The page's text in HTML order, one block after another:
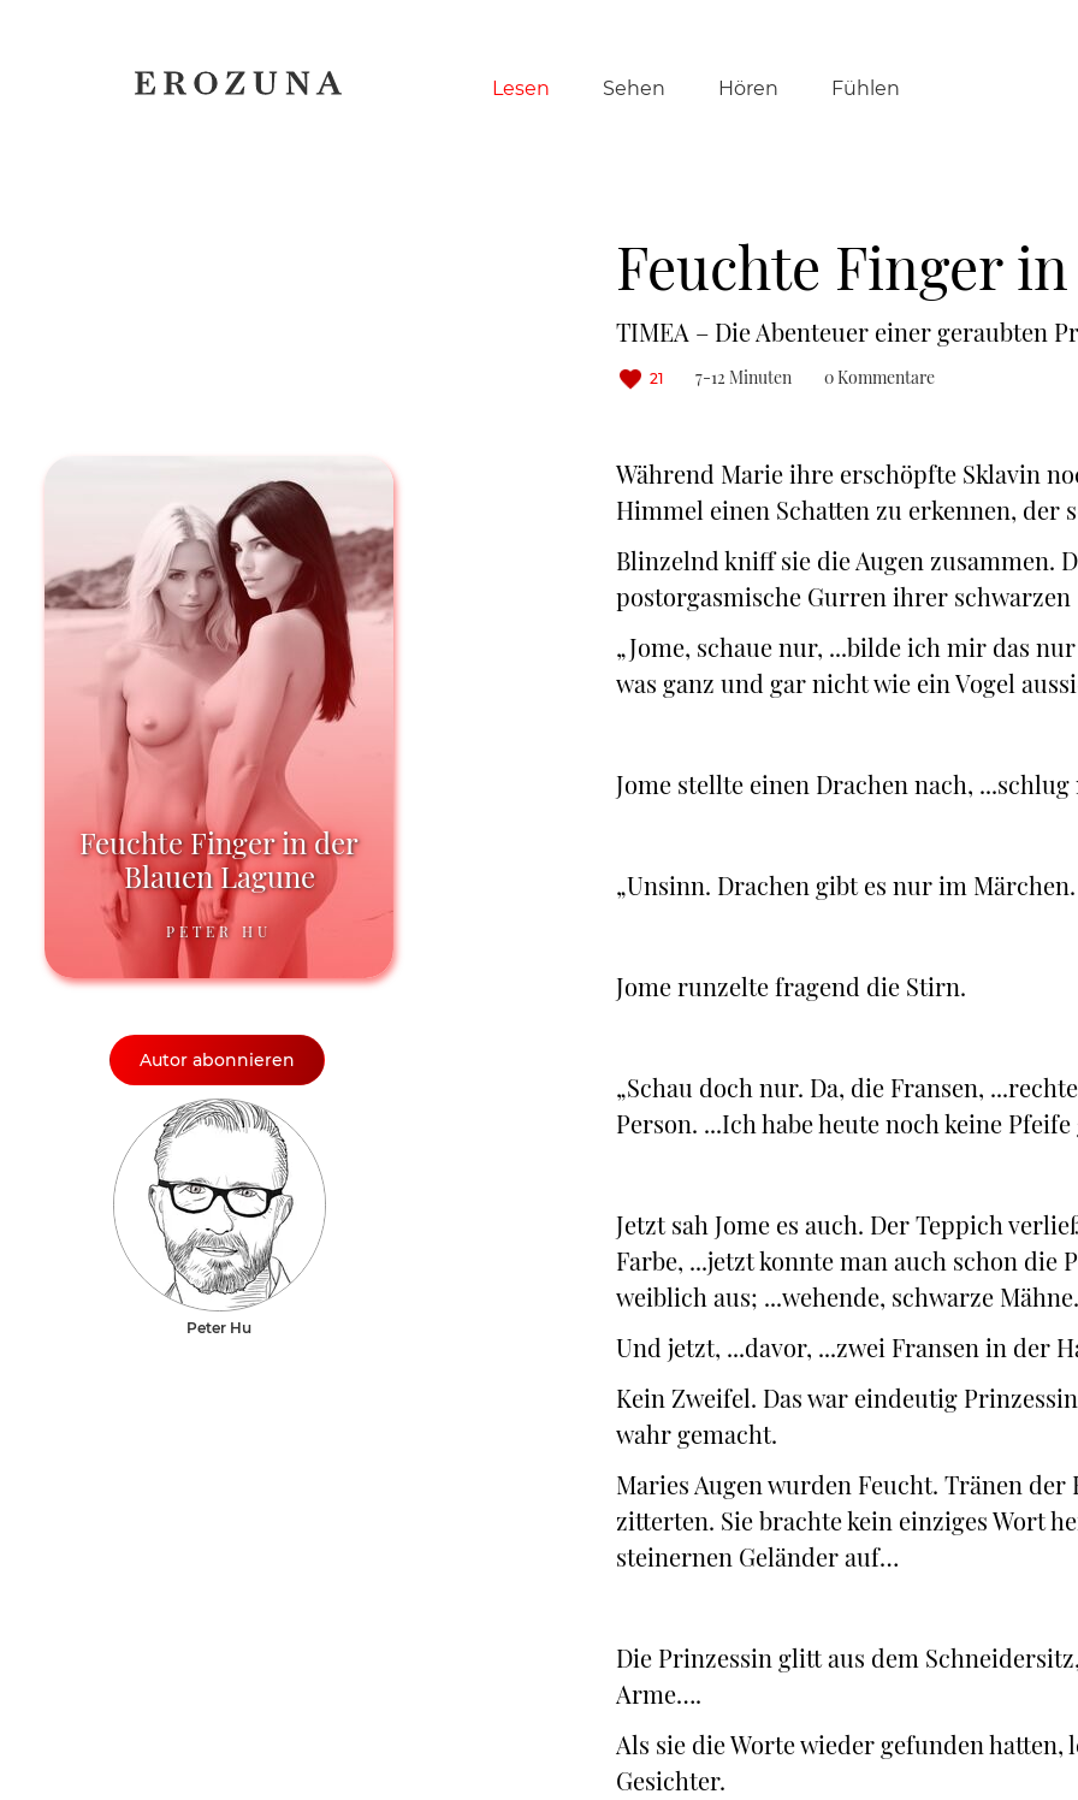
Navigation
Lesen Sehen Hören Fühlen
Feuchte Finger
TIMEA – Die Abenteuer einer geraubten
21 7-12 Minuten 0 Kommentare
Feuchte Finger in der
Blauen Lagune
PETER HU
Autor abonnieren
Peter Hu
Während Marie ihre erschöpfte Sklavin
Himmel einen Schatten zu erkennen, der
Blinzelnd kniff sie die Augen zusammen.
postorgasmische Gurren ihrer schwarzen
„Jome, schaue nur, ...bilde ich mir das
was ganz und gar nicht wie ein Vogel
Jome stellte einen Drachen nach,
„Unsinn. Drachen gibt es nur im
Jome runzelte fragend die Stirn.
„Schau doch nur. Da, die Fransen,
Person. ...Ich habe heute noch keine
Jetzt sah Jome es auch. Der Teppich
Farbe, ...jetzt konnte man auch schon die
weiblich aus; ...wehende, schwarze
Und jetzt, ...davor, ...zwei Fransen in der
Kein Zweifel. Das war eindeutig
wahr gemacht.
Maries Augen wurden Feucht. Tränen
zitterten. Sie brachte kein einziges Wort
steinernen Geländer auf…
Die Prinzessin glitt aus dem
Arme….
Als sie die Worte wieder gefunden
Gesichter.